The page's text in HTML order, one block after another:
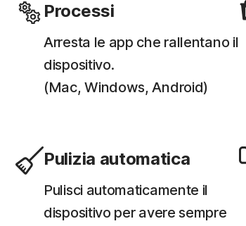
Processi
Arresta le app che rallentano il
dispositivo.
(Mac, Windows, Android)
Pulizia automatica
Pulisci automaticamente il
dispositivo per avere sempre